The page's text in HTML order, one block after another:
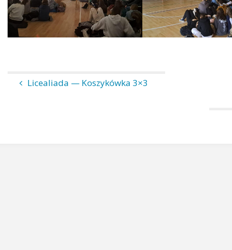
Licealiada — Koszykówka 3×3